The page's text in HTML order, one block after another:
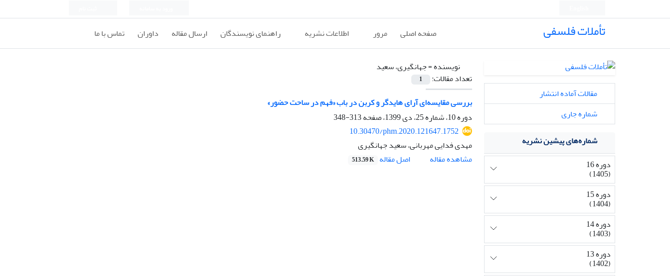
تأملات فلسفی صفحه اصلی مرور اطلاعات نشریه راهنمای نویسندگان ارسال مقاله داوران تماس با ما
نویسنده =جهانگیری، سعید
تعداد مقالات:
1
بررسی مقایسه‌ای آرای هایدگر و کربن در باب «فهم در ساحت حضور»
دوره 10، شماره 25، دی 1399، صفحه
313-348
10.30470/phm.2020.121647.1752
مهدی فدایی مهربانی، سعید جهانگیری
مشاهده مقاله
اصل مقاله 513.59 K
مقالات آماده انتشار
شماره جاری
شماره‌های پیشین نشریه
دوره 16
(1405)
دوره 15
(1404)
دوره 14
(1403)
دوره 13
(1402)